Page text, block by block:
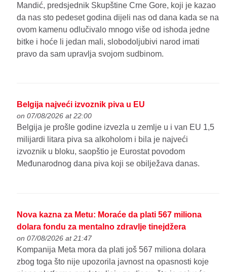
Mandić, predsjednik Skupštine Crne Gore, koji je kazao
da nas sto pedeset godina dijeli nas od dana kada se na
ovom kamenu odlučivalo mnogo više od ishoda jedne
bitke i hoće li jedan mali, slobodoljubivi narod imati
pravo da sam upravlja svojom sudbinom.
Belgija najveći izvoznik piva u EU
on 07/08/2026 at 22:00
Belgija je prošle godine izvezla u zemlje u i van EU 1,5
milijardi litara piva sa alkoholom i bila je najveći
izvoznik u bloku, saopštio je Eurostat povodom
Međunarodnog dana piva koji se obilježava danas.
Nova kazna za Metu: Moraće da plati 567 miliona
dolara fondu za mentalno zdravlje tinejdžera
on 07/08/2026 at 21:47
Kompanija Meta mora da plati još 567 miliona dolara
zbog toga što nije upozorila javnost na opasnosti koje